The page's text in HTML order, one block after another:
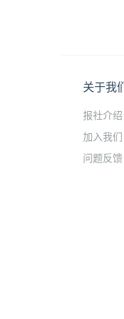
关于我们
报社介绍
加入我们
问题反馈